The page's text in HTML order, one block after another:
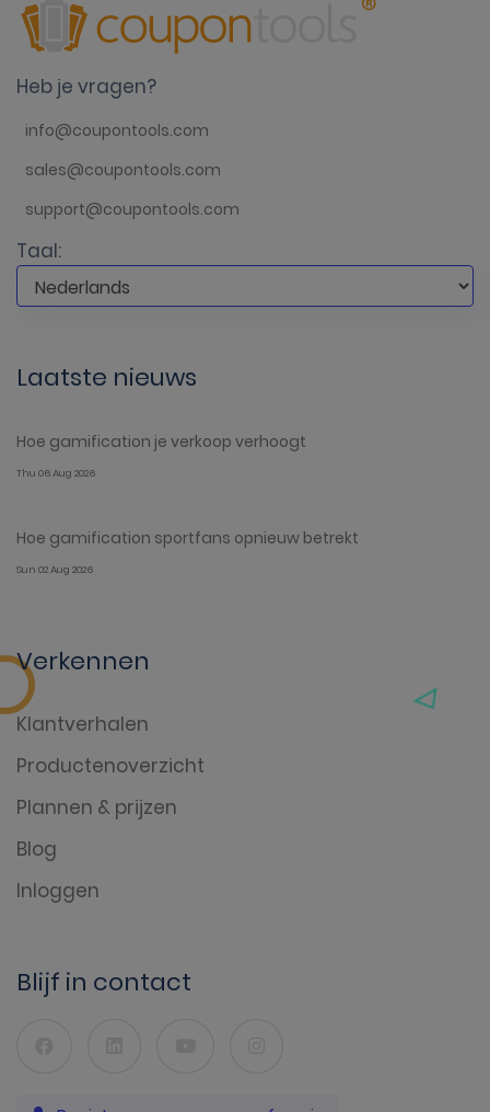
Heb je vragen?
info@coupontools.com
sales@coupontools.com
support@coupontools.com
Taal:
Laatste nieuws
Hoe gamification je verkoop verhoogt
Thu 06 Aug 2026
Hoe gamification sportfans opnieuw betrekt
Sun 02 Aug 2026
Verkennen
Klantverhalen
Productenoverzicht
Plannen & prijzen
Blog
Inloggen
Blijf in contact